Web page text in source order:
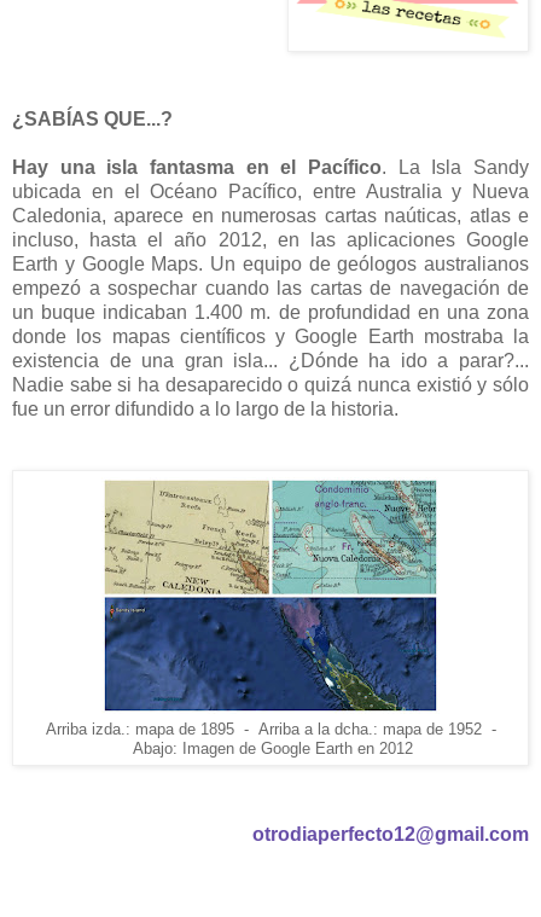
¿SABÍAS QUE...?
Hay una isla fantasma en el Pacífico. La Isla Sandy
ubicada en el Océano Pacífico, entre Australia y Nueva
Caledonia, aparece en numerosas cartas naúticas, atlas e
incluso, hasta el año 2012, en las aplicaciones Google
Earth y Google Maps. Un equipo de geólogos australianos
empezó a sospechar cuando las cartas de navegación de
un buque indicaban 1.400 m. de profundidad en una zona
donde los mapas científicos y Google Earth mostraba la
existencia de una gran isla... ¿Dónde ha ido a parar?...
Nadie sabe si ha desaparecido o quizá nunca existió y sólo
fue un error difundido a lo largo de la historia.
Arriba izda.: mapa de 1895 - Arriba a la dcha.: mapa de 1952 -
Abajo: Imagen de Google Earth en 2012
otrodiaperfecto12@gmail.com